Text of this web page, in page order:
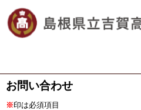
お問い合わせ
※印は必須項目